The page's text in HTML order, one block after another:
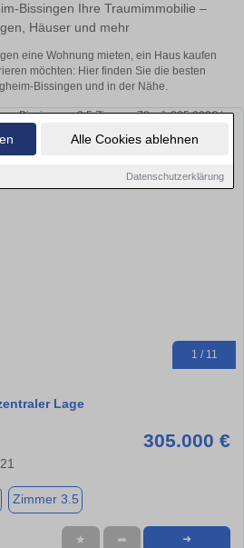
Alle Cookies ablehnen
Datenschutzerklärung
Bissingen Ihre Traumimmobilie –
Häuser und mehr
eine Wohnung mieten, ein Haus kaufen
möchten: Hier finden Sie die besten
Bissingen und in der Nähe.
1 / 11
Lage
305.000 €
Zimmer 3.5
★ ➦ ➜